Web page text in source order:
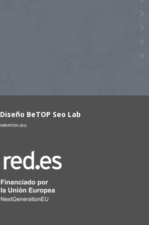
Diseño BeTOP Seo Lab